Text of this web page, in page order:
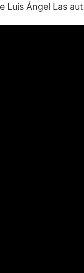
Luis Ángel Las